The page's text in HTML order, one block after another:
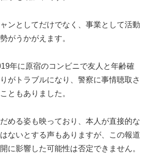
ンとしてだけでなく、事業として活動
がうかがえます。
年に原宿のコンビニで友人と年齢確
がトラブルになり、警察に事情聴取さ
ともありました。
める姿も映っており、本人が直接的な
ないとする声もありますが、この報道
に影響した可能性は否定できません。